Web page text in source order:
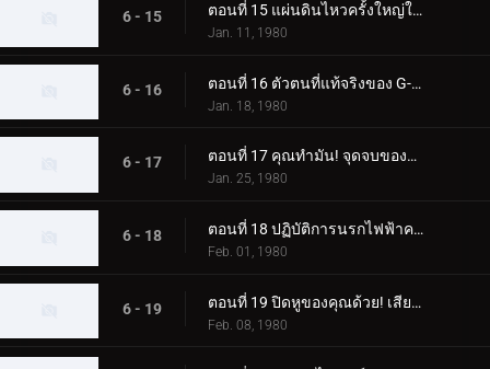
6 - 15 ตอนที่ 15 แผ่นดินไหวครั้งใหญ่ในโตเกียวของ Blue Mold Man ที่น่าสะพรึงกลัว
Jan. 11, 1980
6 - 16 ตอนที่ 16 ตัวตนที่แท้จริงของ G-Monster ของมนุษย์แมลงสาบอมตะคืออะไร
Jan. 18, 1980
6 - 17 ตอนที่ 17 คุณทำมัน! จุดจบของจี-มอนสเตอร์
Jan. 25, 1980
6 - 18 ตอนที่ 18 ปฏิบัติการนรกไฟฟ้าครั้งใหญ่ของพลเรือเอกมาจิน
Feb. 01, 1980
6 - 19 ตอนที่ 19 ปิดหูของคุณด้วย! เสียงร้องไห้สังหารของมนุษย์หมาป่า
Feb. 08, 1980